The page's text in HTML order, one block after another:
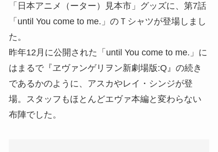
「日本アニメ（ーター）見本市」グッズに、第7話
「until You come to me.」のＴシャツが登場しまし
た。
昨年12月に公開された「until You come to me.」に
はまるで『ヱヴァンゲリヲン新劇場版:Q』の続き
であるかのように、アスカやレイ・シンジが登
場。スタッフもほとんどエヴァ本編と変わらない
布陣でした。